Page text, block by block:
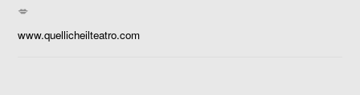
💋
www.quellicheilteatro.com